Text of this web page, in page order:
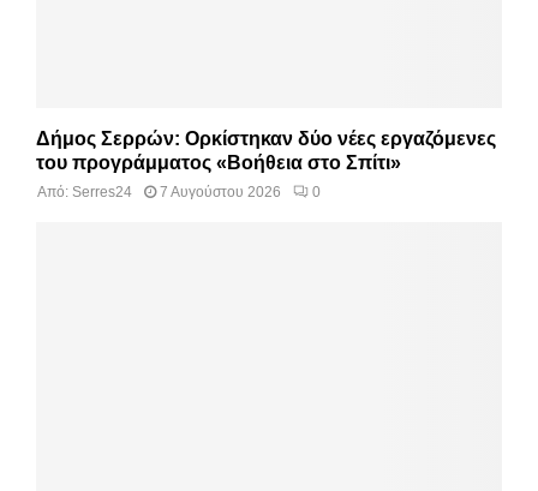
Δήμος Σερρών: Ορκίστηκαν δύο νέες εργαζόμενες
του προγράμματος «Βοήθεια στο Σπίτι»
Από: Serres24 7 Αυγούστου 2026 0